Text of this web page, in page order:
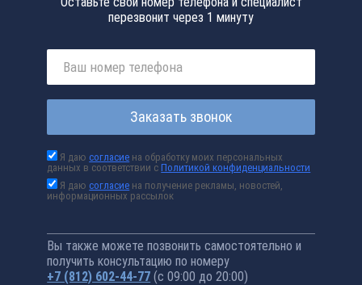
перезвонит через 1 минуту
Заказать звонок
Я даюсогласие на обработку моих персональных
данных в соответствии сПолитикой конфиденциальности
Я даюсогласие на получение рекламы, новостей,
информационных рассылок
Вы также можете позвонить самостоятельно и
получить консультацию по номеру
+7 (812) 602-44-77 (с 09:00 до 20:00)